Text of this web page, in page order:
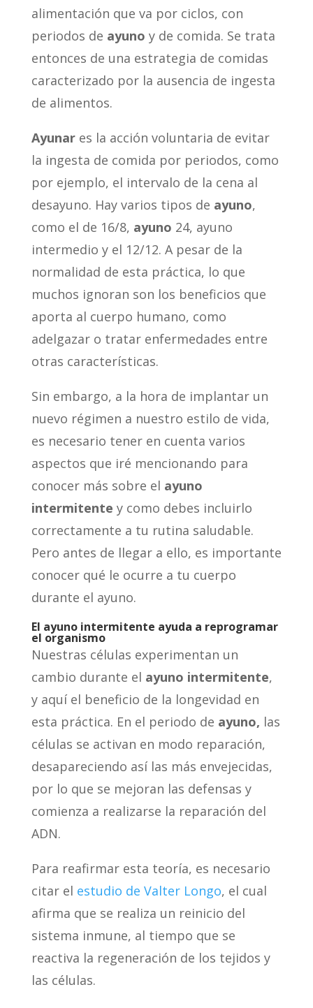
alimentación que va por ciclos, con
periodos de ayuno y de comida. Se trata
entonces de una estrategia de comidas
caracterizado por la ausencia de ingesta
de alimentos.
Ayunar es la acción voluntaria de evitar
la ingesta de comida por periodos, como
por ejemplo, el intervalo de la cena al
desayuno. Hay varios tipos de ayuno,
como el de 16/8, ayuno 24, ayuno
intermedio y el 12/12. A pesar de la
normalidad de esta práctica, lo que
muchos ignoran son los beneficios que
aporta al cuerpo humano, como
adelgazar o tratar enfermedades entre
otras características.
Sin embargo, a la hora de implantar un
nuevo régimen a nuestro estilo de vida,
es necesario tener en cuenta varios
aspectos que iré mencionando para
conocer más sobre el ayuno
intermitente y como debes incluirlo
correctamente a tu rutina saludable.
Pero antes de llegar a ello, es importante
conocer qué le ocurre a tu cuerpo
durante el ayuno.
El ayuno intermitente ayuda a reprogramar
el organismo
Nuestras células experimentan un
cambio durante el ayuno intermitente,
y aquí el beneficio de la longevidad en
esta práctica. En el periodo de ayuno, las
células se activan en modo reparación,
desapareciendo así las más envejecidas,
por lo que se mejoran las defensas y
comienza a realizarse la reparación del
ADN.
Para reafirmar esta teoría, es necesario
citar el estudio de Valter Longo, el cual
afirma que se realiza un reinicio del
sistema inmune, al tiempo que se
reactiva la regeneración de los tejidos y
las células.